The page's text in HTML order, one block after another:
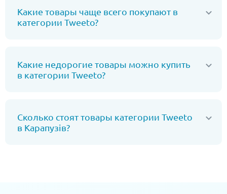
Какие товары чаще всего покупают в
категории Tweeto?
Какие недорогие товары можно купить
в категории Tweeto?
Сколько стоят товары категории Tweeto
в Карапузів?